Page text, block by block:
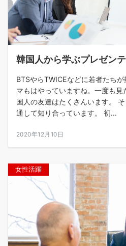
韓国人から学ぶプレゼン
BTSやらTWICEなどに若者たち
マもはやっていますね。一度も
国人の友達はたくさんいます。
通して知り合っています。 初...
2020年12月10日
女性活躍